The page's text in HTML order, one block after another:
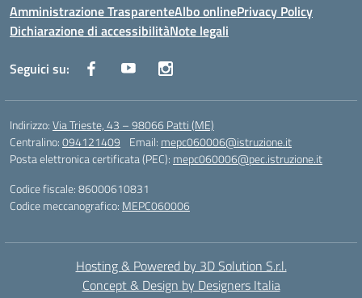
Amministrazione TrasparenteAlbo onlinePrivacy Policy
Dichiarazione di accessibilitàNote legali
Seguici su:
Indirizzo:Via Trieste, 43 – 98066 Patti (ME)
Centralino:094121409 Email: mepc060006@istruzione.it
Posta elettronica certificata (PEC): mepc060006@pec.istruzione.it
Codice fiscale: 86000610831
Codice meccanografico: MEPC060006
Hosting & Powered by 3D Solution S.r.l.
Concept & Design by Designers Italia